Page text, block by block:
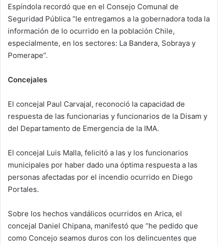
Espíndola recordó que en el Consejo Comunal de
Seguridad Pública “le entregamos a la gobernadora toda la
información de lo ocurrido en la población Chile,
especialmente, en los sectores: La Bandera, Sobraya y
Pomerape”.
Concejales
El concejal Paul Carvajal, reconoció la capacidad de
respuesta de las funcionarias y funcionarios de la Disam y
del Departamento de Emergencia de la IMA.
El concejal Luis Malla, felicitó a las y los funcionarios
municipales por haber dado una óptima respuesta a las
personas afectadas por el incendio ocurrido en Diego
Portales.
Sobre los hechos vandálicos ocurridos en Arica, el
concejal Daniel Chipana, manifestó que “he pedido que
como Concejo seamos duros con los delincuentes que